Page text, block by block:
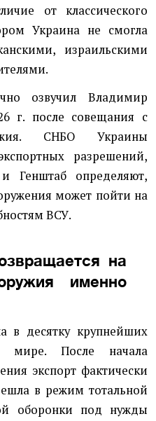
от классического
Украина не смогла
израильскими
озвучил Владимир
г. после совещания с
СНБО Украины
разрешений,
Генштаб определяют,
может пойти на
ВСУ.
на
именно
в десятку крупнейших
мире. После начала
экспорт фактически
в режим тотальной
оборонки под нужды